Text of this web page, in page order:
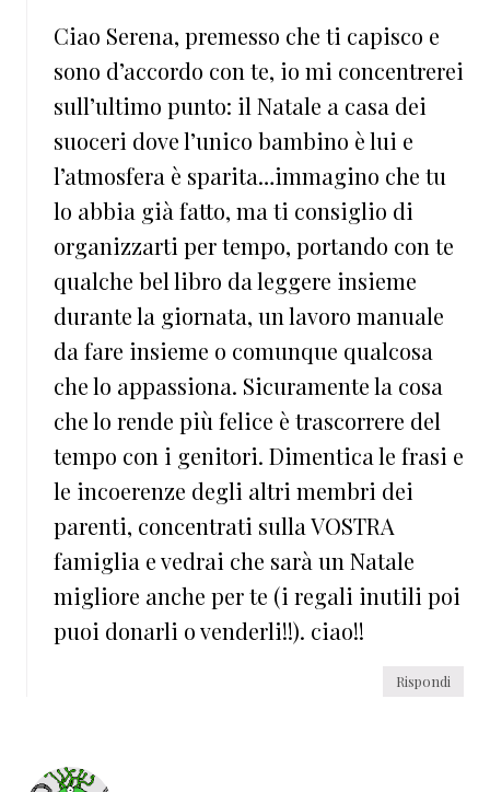
Ciao Serena, premesso che ti capisco e
sono d’accordo con te, io mi concentrerei
sull’ultimo punto: il Natale a casa dei
suoceri dove l’unico bambino è lui e
l’atmosfera è sparita…immagino che tu
lo abbia già fatto, ma ti consiglio di
organizzarti per tempo, portando con te
qualche bel libro da leggere insieme
durante la giornata, un lavoro manuale
da fare insieme o comunque qualcosa
che lo appassiona. Sicuramente la cosa
che lo rende più felice è trascorrere del
tempo con i genitori. Dimentica le frasi e
le incoerenze degli altri membri dei
parenti, concentrati sulla VOSTRA
famiglia e vedrai che sarà un Natale
migliore anche per te (i regali inutili poi
puoi donarli o venderli!!). ciao!!
Rispondi